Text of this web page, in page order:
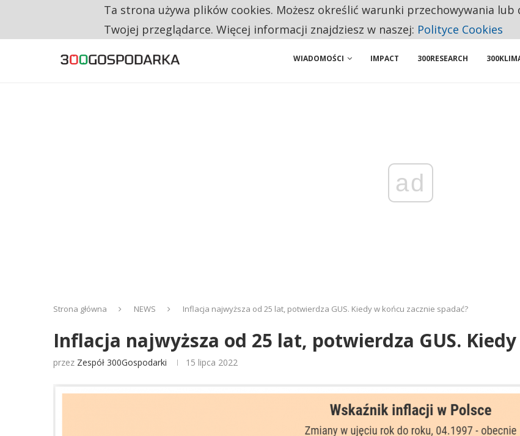
KANDYDAT CZEKA, MENEDŻER NIE MA CZASU. REKRUTACJA ROZBIJA SIĘ O BRAK KONKRETÓW
WIADOMOŚCI IMPACT 300RESEARCH
ad
Strona główna NEWS Inflacja najwyższa od 25 lat, potwierdza GUS. Kiedy w końcu zacznie spadać?
Inflacja najwyższa od 25 lat, potwierdza GUS.
przez Zespół 300Gospodarki 15 lipca 2022
Ta strona używa plików cookies. Możesz określić warunki przechowywania
Twojej przeglądarce. Więcej informacji znajdziesz w naszej: Polityce Cookies